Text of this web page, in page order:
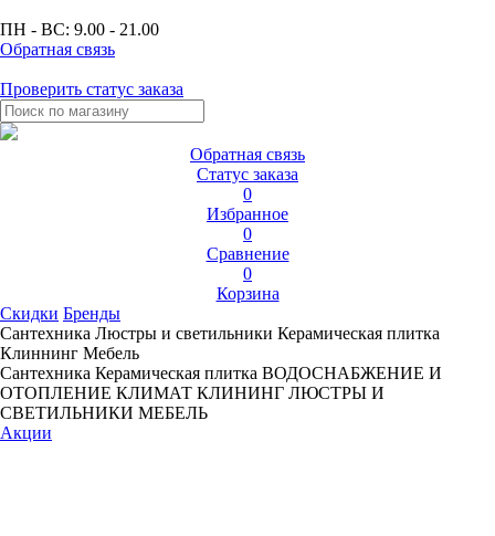
ПН - ВС: 9.00 - 21.00
Обратная связь
Проверить статус заказа
Обратная связь
Статус заказа
0
Избранное
0
Сравнение
0
Корзина
Скидки Бренды
Сантехника Люстры и светильники Керамическая плитка
Клиннинг Мебель
Сантехника Керамическая плитка ВОДОСНАБЖЕНИЕ И
ОТОПЛЕНИЕ КЛИМАТ КЛИНИНГ ЛЮСТРЫ И
СВЕТИЛЬНИКИ МЕБЕЛЬ
Акции